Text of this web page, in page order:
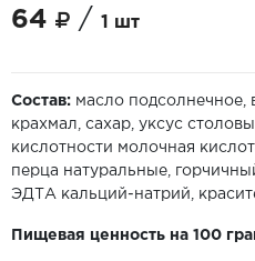
64 / 1 шт
Состав: масло подсолнечное,
крахмал, сахар, уксус
кислотности молочная
перца натуральные,
ЭДТА кальций-натрий,
Пищевая ценность на 100